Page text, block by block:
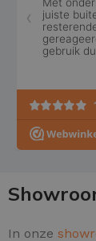
In onze